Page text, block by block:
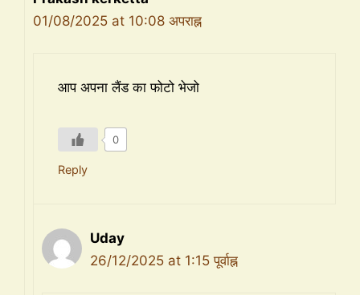
01/08/2025 at 10:08 अपराह्न
आप अपना लैंड का फोटो भेजो
0
Reply
Uday
26/12/2025 at 1:15 पूर्वाह्न